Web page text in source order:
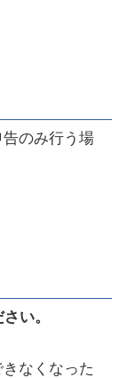
のみ行う場
い。
なくなった